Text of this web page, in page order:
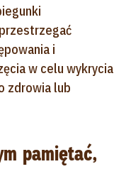
i
w celu wykrycia
zdrowia lub
pamiętać,